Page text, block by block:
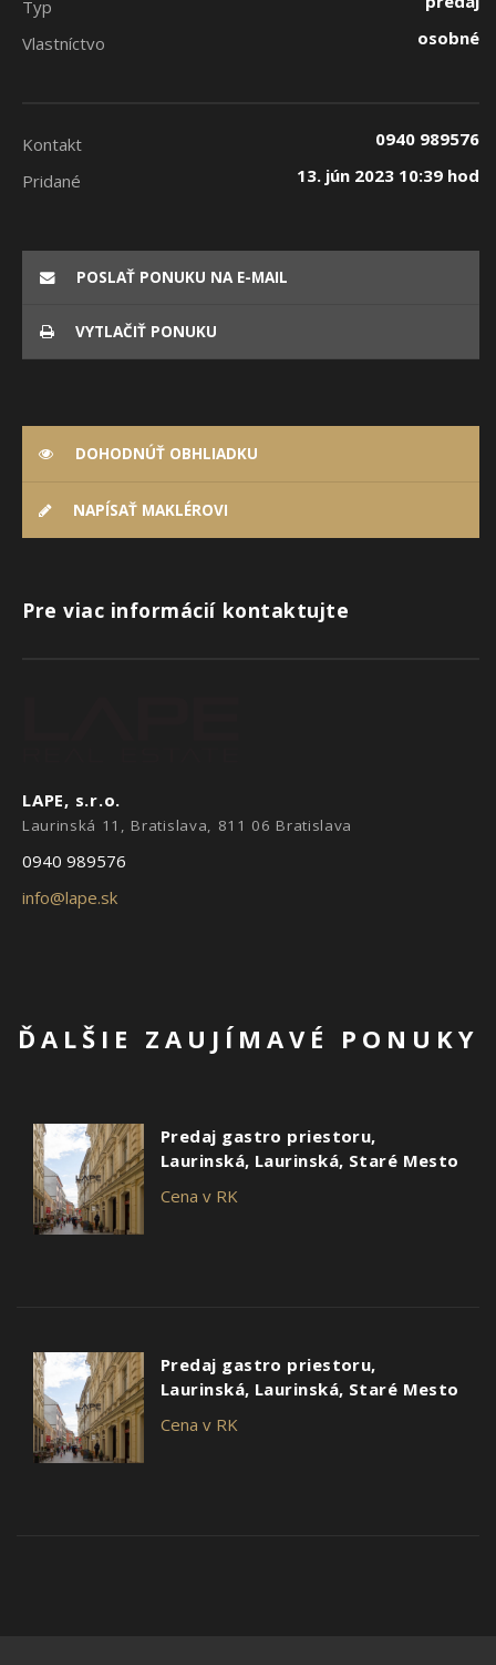
Typ
Vlastníctvo
osobné
Kontakt
0940 989576
Pridané
13. jún 2023 10:39 hod
POSLAŤ PONUKU NA E-MAIL
VYTLAČIŤ PONUKU
DOHODNÚŤ OBHLIADKU
NAPÍSAŤ MAKLÉROVI
Pre viac informácií kontaktujte
LAPE, s.r.o.
Laurinská 11, Bratislava, 811 06 Bratislava
0940 989576
info@lape.sk
ĎALŠIE ZAUJÍMAVÉ PONUKY
Predaj gastro priestoru,
Laurinská, Laurinská, Staré Mesto
Cena v RK
Predaj gastro priestoru,
Laurinská, Laurinská, Staré Mesto
Cena v RK